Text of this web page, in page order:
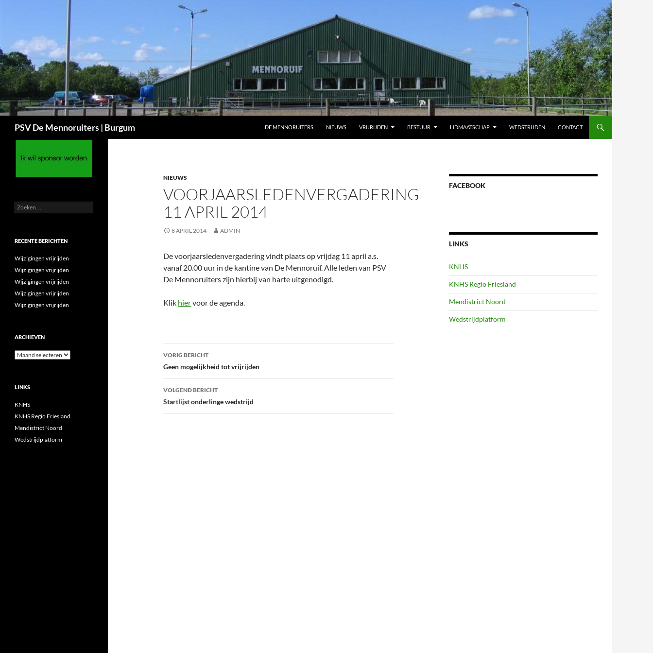
inhoud
PSV De Mennoruiters | Burgum DE MENNORUITERS NIEUWS VRIJRIJDEN BESTUUR LIDMAATSCHAP WEDSTRIJDEN CONTACT
NIEUWS
VOORJAARSLEDENVERGADERING
11 APRIL 2014
8 APRIL 2014 ADMIN
De voorjaarsledenvergadering vindt plaats op vrijdag 11 april a.s.
vanaf 20.00 uur in de kantine van De Mennoruif. Alle leden van PSV
De Mennoruiters zijn hierbij van harte uitgenodigd.
Klik hiervoor de agenda.
Bericht
navigatie
VORIG BERICHT
Geen mogelijkheid tot vrijrijden
VOLGEND BERICHT
Startlijst onderlinge wedstrijd
FACEBOOK
LINKS
KNHS
KNHS Regio Friesland
Mendistrict Noord
Wedstrijdplatform
Zoeken
naar:
RECENTE BERICHTEN
Wijzigingen vrijrijden
Wijzigingen vrijrijden
Wijzigingen vrijrijden
Wijzigingen vrijrijden
Wijzigingen vrijrijden
ARCHIEVEN
Archieven
LINKS
KNHS
KNHS Regio Friesland
Mendistrict Noord
Wedstrijdplatform